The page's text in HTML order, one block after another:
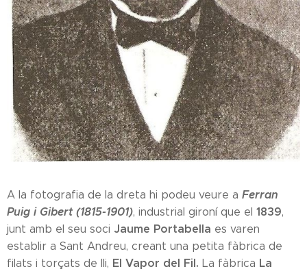
A la fotografia de la dreta hi podeu veure a Ferran
Puig i Gibert (1815-1901), industrial gironí que el 1839,
junt amb el seu soci Jaume Portabella es varen
establir a Sant Andreu, creant una petita fàbrica de
filats i torçats de lli, El Vapor del Fil. La fàbrica La